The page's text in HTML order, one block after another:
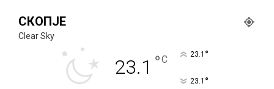
СКОПЈЕ
Clear Sky
23.1 °C 23.1 °
23.1 °